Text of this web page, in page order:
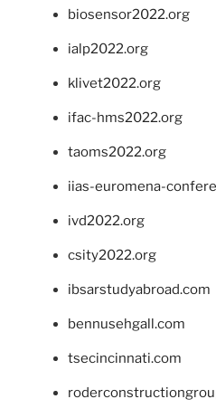
biosensor2022.org
ialp2022.org
klivet2022.org
ifac-hms2022.org
taoms2022.org
iias-euromena-
ivd2022.org
csity2022.org
ibsarstudyabroad.com
bennusehgall.com
tsecincinnati.com